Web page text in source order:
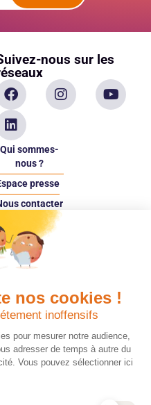
nos cookies !
inoffensifs
pour mesurer notre audience,
adresser de temps à autre du
Vous pouvez sélectionner ici
nous sur les
Qui sommes-
nous ?
presse
contacter
Espace
donateur
en confiance
dons sont
à 75 % de
impôts. Depuis
de 15 ans, CARE
est une